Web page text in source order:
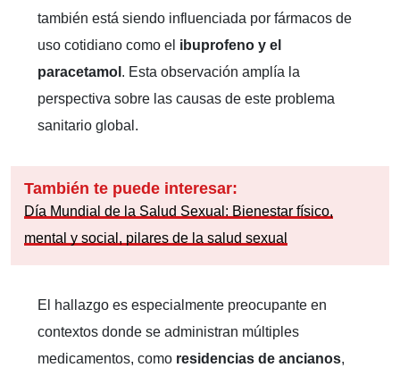
también está siendo influenciada por fármacos de
uso cotidiano como el ibuprofeno y el
paracetamol . Esta observación amplía la
perspectiva sobre las causas de este problema
sanitario global.
También te puede interesar:
Día Mundial de la Salud Sexual: Bienestar físico,
mental y social, pilares de la salud sexual
El hallazgo es especialmente preocupante en
contextos donde se administran múltiples
medicamentos, como residencias de ancianos,